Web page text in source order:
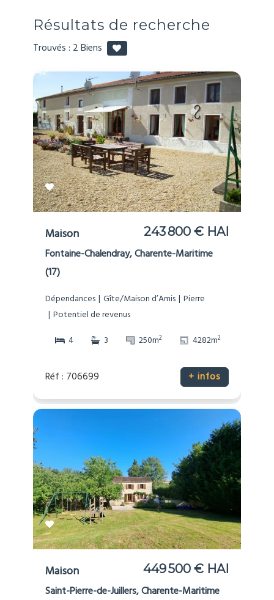
Résultats de recherche
Trouvés : 2Biens
Maison 243 800 € HAI
Fontaine-Chalendray, Charente-Maritime
(17)
Dépendances Gîte/Maison d’Amis Pierre
Potentiel de revenus
4
3 250m2 4282m2
Réf : 706699 + infos
Maison 449 500 € HAI
Saint-Pierre-de-Juillers, Charente-Maritime